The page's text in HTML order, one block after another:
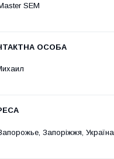
SEM
Запоріжжя, Україна